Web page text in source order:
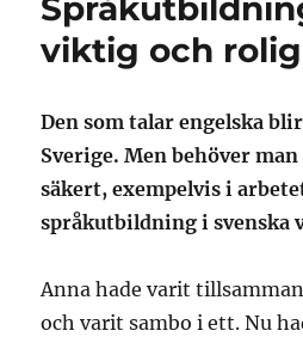
viktig och rolig
Den som talar engelska
Sverige. Men behöver
säkert, exempelvis i
språkutbildning i svenska
Anna hade varit
och varit sambo i ett. Nu